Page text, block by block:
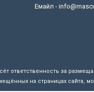
Емайл -
ответственность за
на страницах сайта,